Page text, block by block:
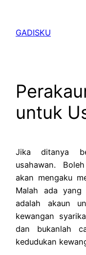
content
GADISKU
untuk
Jika ditanya
usahawan.
akan mengaku
Malah ada yang
adalah akaun
kewangan
dan bukanlah
kedudukan